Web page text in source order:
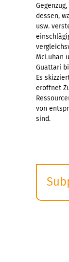
dessen,
usw.
McLuhan
Guattari
Es
eröffnet
von
sind.